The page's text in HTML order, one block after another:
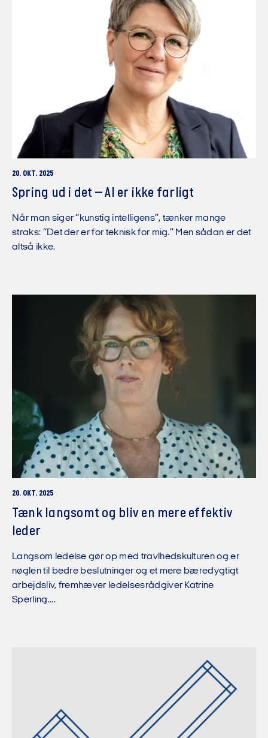
20. OKT. 2025
Spring ud i det – AI er ikke farligt
Når man siger “kunstig intelligens”, tænker mange
straks: “Det der er for teknisk for mig.” Men sådan er det
altså ikke.
20. OKT. 2025
Tænk langsomt og bliv en mere effektiv
leder
Langsom ledelse gør op med travlhedskulturen og er
nøglen til bedre beslutninger og et mere bæredygtigt
arbejdsliv, fremhæver ledelsesrådgiver Katrine
Sperling....